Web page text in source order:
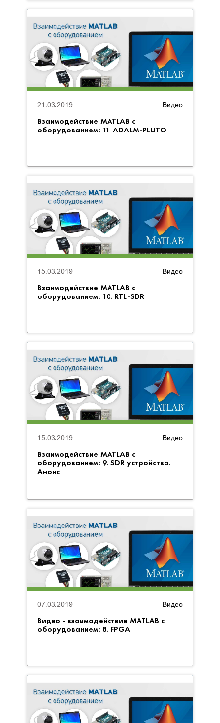
Видео
Взаимодействие MATLAB с
оборудованием: 11. ADALM-PLUTO
21.03.2019
Видео
Взаимодействие MATLAB с
оборудованием: 10. RTL-SDR
15.03.2019
Видео
Взаимодействие MATLAB с
оборудованием: 9. SDR устройства.
Анонс
15.03.2019
Видео
Видео - взаимодействие MATLAB с
оборудованием: 8. FPGA
07.03.2019